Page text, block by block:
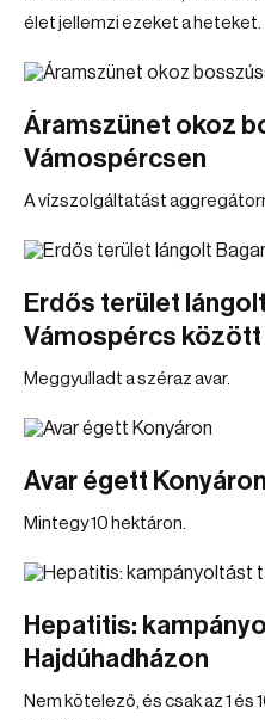
élet jellemzi ezeket a heteket.
Áramszünet okoz
Vámospércsen
A vízszolgáltatást
Erdős terület
Vámospércs között
Meggyulladt a széraz avar.
Avar égett Konyáron
Mintegy 10 hektáron.
Hepatitis:
Hajdúhadházon
Nem kötelező, és csak az 1